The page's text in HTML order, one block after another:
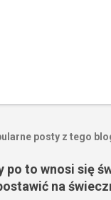
posty z tego
po to wnosi się
na